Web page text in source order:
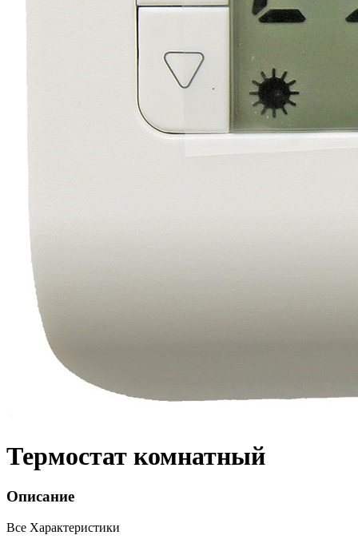
Термостат комнатный
Описание
Все Характеристики